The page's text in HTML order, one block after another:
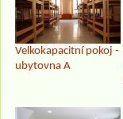
Velkokapacitní pokoj -
ubytovna A